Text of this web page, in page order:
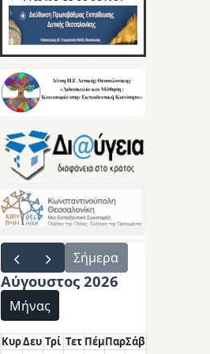
Σήμερα
Αύγουστος 2026
Μήνας
ΚυρΔευ Τρί Τετ ΠέμΠαρΣάβ